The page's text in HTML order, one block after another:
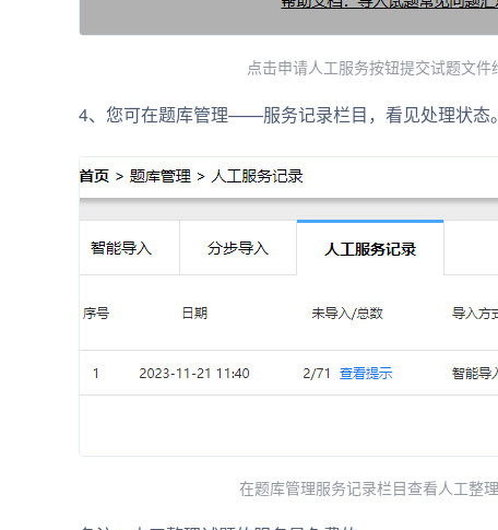
点击申请人工服务按钮提交试题文件
4、您可在题库管理——服务记录栏目，看见处理状态
在题库管理服务记录栏目查看人工整